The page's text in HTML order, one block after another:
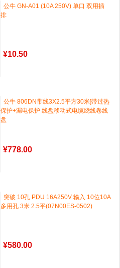
公牛 GN-A01 (10A 250V) 单口 双用插
排
¥10.50
公牛 806DN带线3X2.5平方30米]带过热
保护+漏电保护 线盘移动式电缆绕线卷线
盘
¥778.00
突破 10孔 PDU 16A250V 输入 10位10A
多用孔 3米 2.5平(07N00ES-0502)
¥580.00